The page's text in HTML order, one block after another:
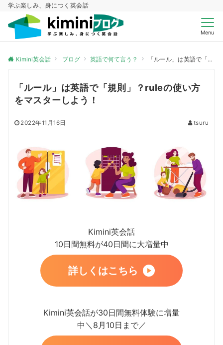
学ぶ楽しみ、身につく英会話
Menu
Kimini英会話 ブログ 英語で何て言う？ 「ルール」は英語で「規則」？ruleの使い方をマスターしよう！
「ルール」は英語で「規則」？ruleの使い方
をマスターしよう！
2022年11月16日 tsuru
Kimini英会話
10日間無料が40日間に大増量中
詳しくはこちら
Kimini英会話が30日間無料体験に増量
中＼8月10日まで／